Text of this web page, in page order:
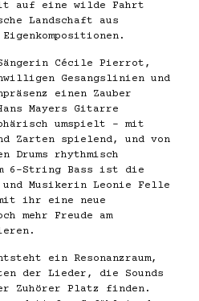
auf eine wilde Fahrt
Landschaft aus
Cécile Pierrot,
Gesangslinien und
einen Zauber
Mayers Gitarre
umspielt - mit
Zarten spielend, und von
Drums rhythmisch
6-String Bass ist die
Musikerin Leonie Felle
ihr eine neue
mehr Freude am
ein Resonanzraum,
der Lieder, die Sounds
Zuhörer Platz finden.